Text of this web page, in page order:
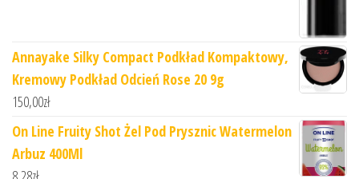
Annayake Silky Compact Podkład Kompaktowy,
Kremowy Podkład Odcień Rose 20 9g
150,00zł
On Line Fruity Shot Żel Pod Prysznic Watermelon
Arbuz 400Ml